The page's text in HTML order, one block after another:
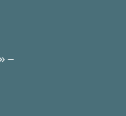
–